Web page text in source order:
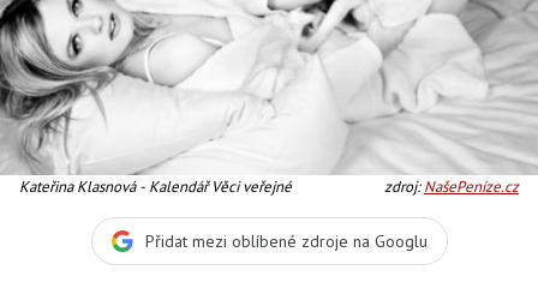
Kateřina Klasnová - Kalendář Věci veřejné zdroj:NašePeníze.cz
Přidat mezi oblíbené zdroje na Googlu